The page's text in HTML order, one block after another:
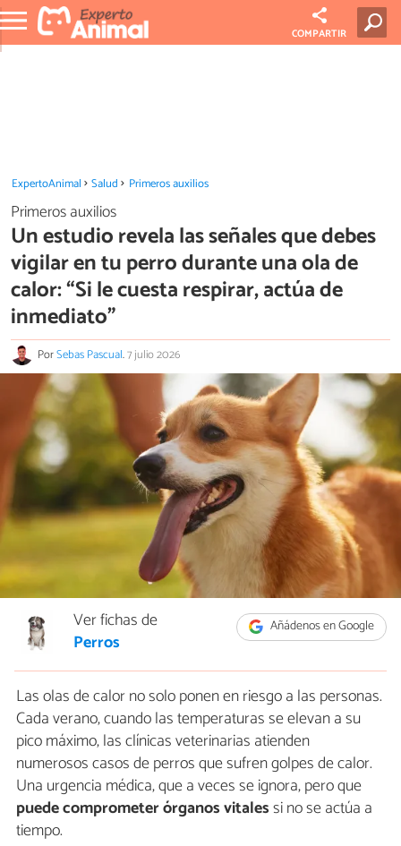
COMPARTIR
ExpertoAnimal Salud Primeros auxilios
Primeros auxilios
Un estudio revela las señales que debes
vigilar en tu perro durante una ola de
calor: “Si le cuesta respirar, actúa de
inmediato”
PorSebas Pascual.7 julio 2026
Añádenos en Google
Ver fichas de
Perros
Las olas de calor no solo ponen en riesgo a las personas.
Cada verano, cuando las temperaturas se elevan a su
pico máximo, las clínicas veterinarias atienden
numerosos casos de perros que sufren golpes de calor.
Una urgencia médica, que a veces se ignora, pero que
puede comprometer órganos vitalessi no se actúa a
tiempo.